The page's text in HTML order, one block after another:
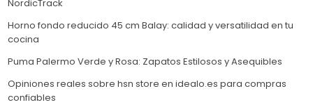
NordicTrack
Horno fondo reducido 45 cm Balay: calidad y versatilidad en tu
cocina
Puma Palermo Verde y Rosa: Zapatos Estilosos y Asequibles
Opiniones reales sobre hsn store en idealo.es para compras
confiables